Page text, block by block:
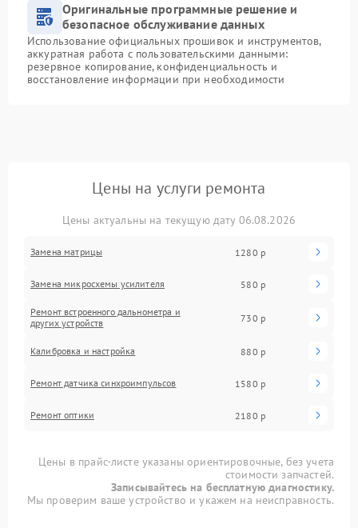
Оригинальные программные решение и
безопасное обслуживание данных
Использование официальных прошивок и инструментов,
аккуратная работа с пользовательскими данными:
резервное копирование, конфиденциальность и
восстановление информации при необходимости
Цены на услуги ремонта
Цены актуальны на текущую дату 06.08.2026
Замена матрицы 1280 р
Замена микросхемы усилителя 580 р
Ремонт встроенного дальнометра и
других устройств
730 р
Калибровка и настройка 880 р
Ремонт датчика синхроимпульсов 1580 р
Ремонт оптики 2180 р
Цены в прайс-листе указаны ориентировочные, без учета
стоимости запчастей.
Записывайтесь на бесплатную диагностику.
Мы проверим ваше устройство и укажем на неисправность.